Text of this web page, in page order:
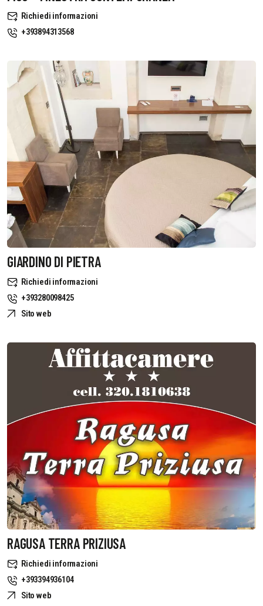
Richiedi informazioni
+393894313568
GIARDINO DI PIETRA
Richiedi informazioni
+393280098425
Sito web
RAGUSA TERRA PRIZIUSA
Richiedi informazioni
+393394936104
Sito web